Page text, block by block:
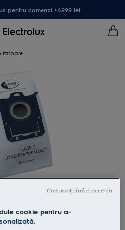
pentru comenzi >4.999 lei
cookie pentru a-
Continuați fără a accepta